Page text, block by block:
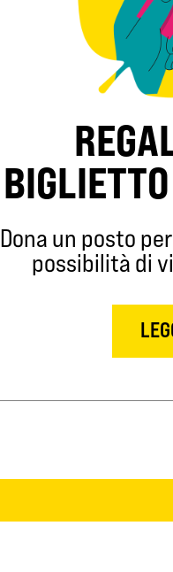
Dona un posto
possibilità di